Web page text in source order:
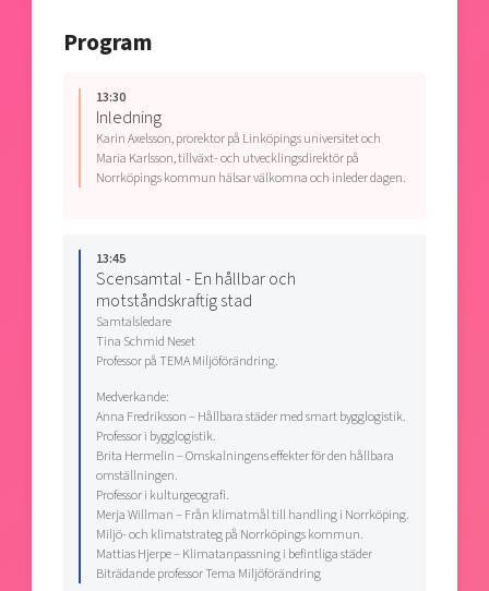
Program
13:30
Inledning
Karin Axelsson, prorektor på Linköpings universitet och
Maria Karlsson, tillväxt- och utvecklingsdirektör på
Norrköpings kommun hälsar välkomna och inleder dagen.
13:45
Scensamtal - En hållbar och
motståndskraftig stad
Samtalsledare
Tina Schmid Neset
Professor på TEMA Miljöförändring.
Medverkande:
Anna Fredriksson – Hållbara städer med smart bygglogistik.
Professor i bygglogistik.
Brita Hermelin – Omskalningens effekter för den hållbara
omställningen.
Professor i kulturgeografi.
Merja Willman – Från klimatmål till handling i Norrköping.
Miljö- och klimatstrateg på Norrköpings kommun.
Mattias Hjerpe – Klimatanpassning i befintliga städer
Biträdande professor Tema Miljöförändring